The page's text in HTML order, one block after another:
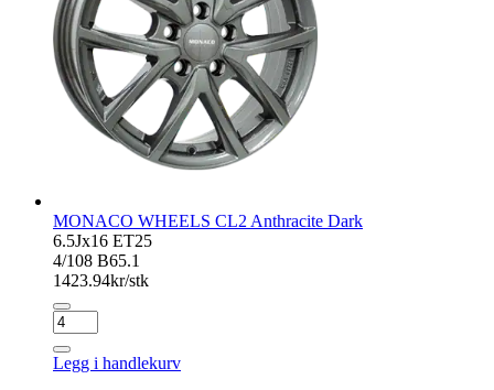
MONACO WHEELS CL2 Anthracite Dark
6.5Jx16 ET25
4/108 B65.1
1423.94kr/stk
MONACO
WHEELS
CL2
Anthracite
Legg i handlekurv